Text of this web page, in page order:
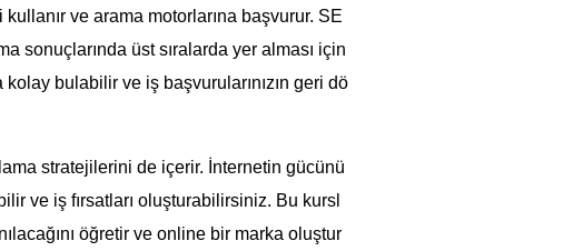
ve arama motorlarına başvurur. SE
sonuçlarında üst sıralarda yer alması için
bulabilir ve iş başvurularınızın geri dö
stratejilerini de içerir. İnternetin gücünü
ve iş fırsatları oluşturabilirsiniz. Bu kursl
öğretir ve online bir marka oluştur